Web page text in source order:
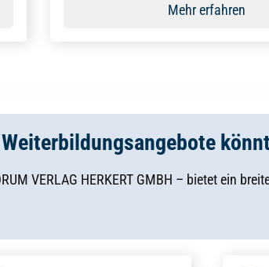
Mehr erfahren
VERLAG HERKERT GMBH – bietet ein